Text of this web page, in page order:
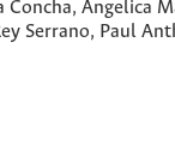
Concha, Angelica
Serrano, Paul